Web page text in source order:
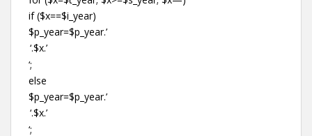
if ($x==$i_year)
$p_year=$p_year.’
‘;
else
$p_year=$p_year.’
‘;